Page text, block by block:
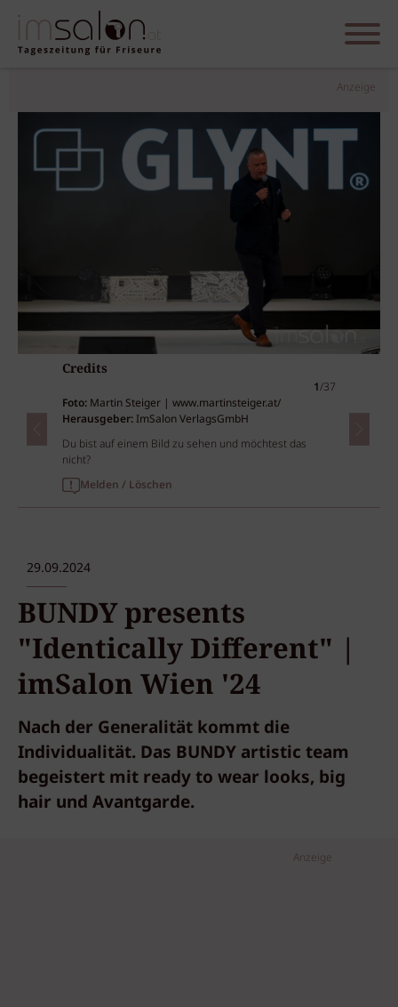
Anzeige
Credits
1/37
Foto: Martin Steiger | www.martinsteiger.at/
Herausgeber:ImSalon VerlagsGmbH
Du bist auf einem Bild zu sehen und möchtest das
nicht?
Melden / Löschen
29.09.2024
BUNDY presents
"Identically Different" |
imSalon Wien '24
Nach der Generalität kommt die
Individualität. Das BUNDY artistic team
begeistert mit ready to wear looks, big
hair und Avantgarde.
Anzeige